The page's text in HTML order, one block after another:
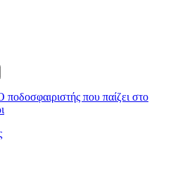
που παίζει στο